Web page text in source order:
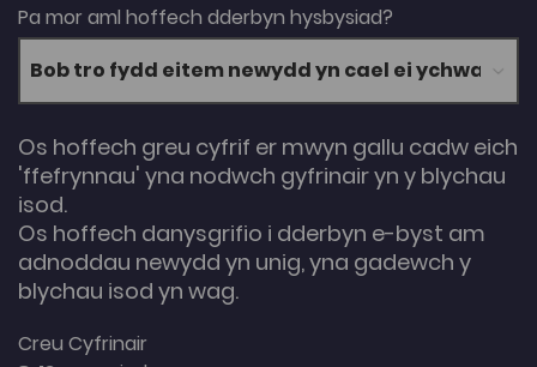
Pa mor aml hoffech dderbyn hysbysiad?
Os hoffech greu cyfrif er mwyn gallu cadw eich
'ffefrynnau' yna nodwch gyfrinair yn y blychau
isod.
Os hoffech danysgrifio i dderbyn e-byst am
adnoddau newydd yn unig, yna gadewch y
blychau isod yn wag.
Creu Cyfrinair